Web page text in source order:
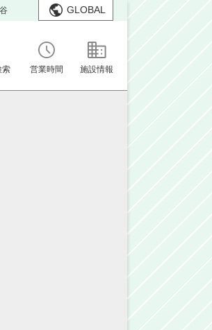
GLOBAL
索 営業時間 施設情報